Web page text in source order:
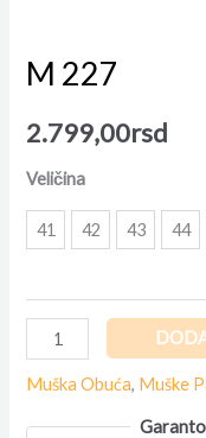
M 227
2.799,00rsd
Veličina
41 42 43 44
Muška Obuća, Muške